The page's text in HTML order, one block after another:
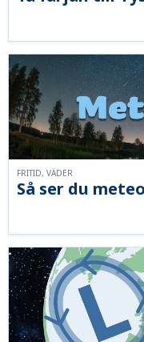
Så ser du
FRITID, VÄDER